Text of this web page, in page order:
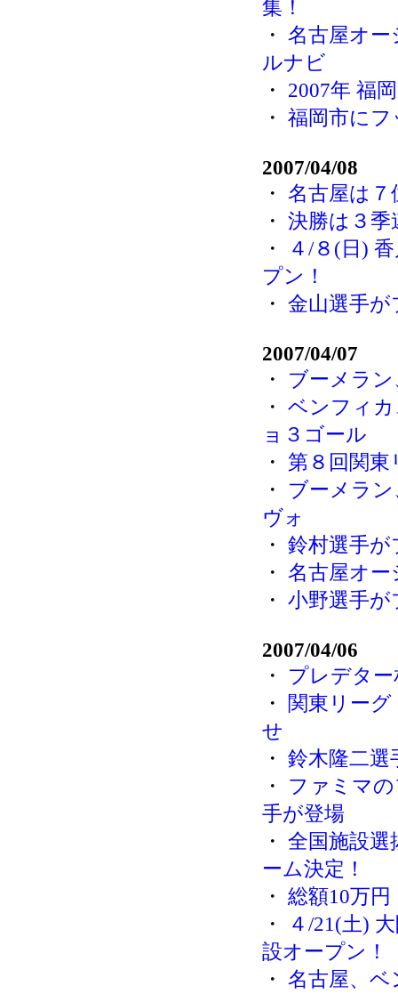
集！
・ 名古屋オ
ルナビ
・ 2007年 福
・ 福岡市に
2007/04/08
・ 名古屋は７
・ 決勝は３
・
４/８(日)
プン！
・ 金山選手
2007/04/07
・ ブーメラ
・ ベンフィ
ョ３ゴール
・ 第８回関
・ ブーメラ
ヴォ
・ 鈴村選手
・ 名古屋オ
・ 小野選手
2007/04/06
・ プレデタ
・ 関東リー
せ
・ 鈴木隆二
・ ファミマ
手が登場
・ 全国施設
ーム決定！
・ 総額10万円
・
４/21(土)
設オープン！
・ 名古屋、